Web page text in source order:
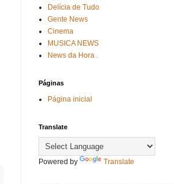
Delícia de Tudo
Gente News
Cinema
MUSICA NEWS
News da Hora .
Páginas
Página inicial
Translate
Powered by Translate